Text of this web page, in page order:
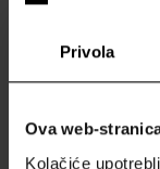
Privola
Ova web-
Kolačiće